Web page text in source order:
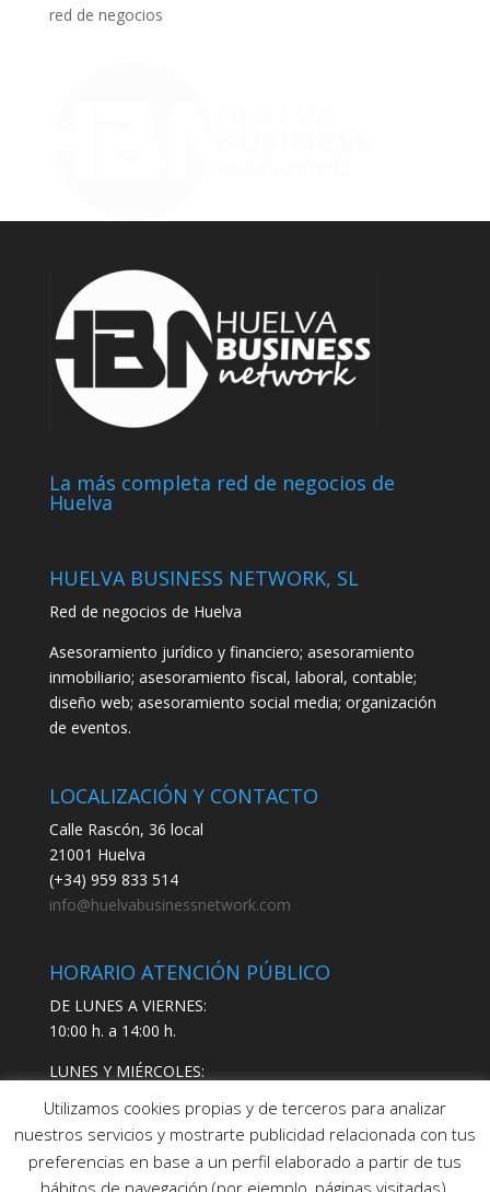
red de negocios
La más completa red de negocios de
Huelva
HUELVA BUSINESS NETWORK, SL
Red de negocios de Huelva
Asesoramiento jurídico y financiero; asesoramiento
inmobiliario; asesoramiento fiscal, laboral, contable;
diseño web; asesoramiento social media; organización
de eventos.
LOCALIZACIÓN Y CONTACTO
Calle Rascón, 36 local
21001 Huelva
(+34) 959 833 514
info@huelvabusinessnetwork.com
HORARIO ATENCIÓN PÚBLICO
DE LUNES A VIERNES:
10:00 h. a 14:00 h.
LUNES Y MIÉRCOLES:
Utilizamos cookies propias y de terceros para analizar
nuestros servicios y mostrarte publicidad relacionada con tus
preferencias en base a un perfil elaborado a partir de tus